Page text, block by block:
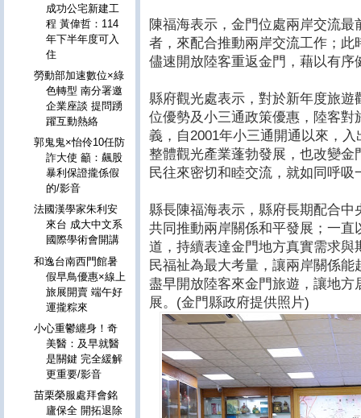
陳福海表示，金門位處兩岸交流
者，來配合推動兩岸交流工作；
儘速開放陸客重返金門，藉以有
縣府觀光處表示，對於新年度旅
位優勢及小三通政策優惠，陸客
義，自2001年小三通開通以來，
整體觀光產業蓬勃發展，也改變
民往來密切和睦交流，就如同呼吸
縣長陳福海表示，縣府長期配合
共同推動兩岸關係和平發展；一
道，持續表達金門地方真實需求
民福祉為最大考量，讓兩岸關係
盡早開放陸客來金門旅遊，讓地
展。(金門縣政府提供照片)
成功公宅新建工
程 黃偉哲：114
年下半年度可入
住
勞動部加速數位×綠
色轉型 南分署邀
企業座談 提問踴
躍互動熱絡
郭鬼鬼×怡伶10任防
詐大使 籲：飆股
暴利保證攏係假
的/影音
法國漢學家朱利安
來台 成大中文系
國際學術會開講
和逸台南西門館暑
假早鳥優惠×線上
旅展開賣 端午好
運攏粽來
小心重鬱纏身！奇
美醫：及早就醫
是關鍵 完全緩解
更重要/影音
苗栗榮服處拜會銘
廬保全 開拓退除